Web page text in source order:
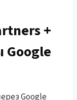
+
Google
Google